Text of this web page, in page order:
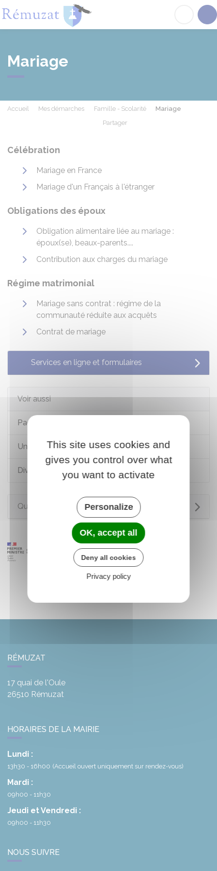
Mariage
Accueil Mes démarches Famille - Scolarité
Mariage
Partager
Célébration
Mariage en France
Mariage d'un Français à l'étranger
Obligations des époux
Obligation alimentaire liée au mariage :
époux(se), beaux-parents....
Contribution aux charges du mariage
Régime matrimonial
Mariage sans contrat : régime de la
communauté réduite aux acquêts
Contrat de mariage
Services en ligne et formulaires
Voir aussi
Pacte civil de solidarité (Pacs)
Union libre
Divorce, séparation de corps
Questions ? Réponses !
RÉMUZAT
17 quai de l'Oule
26510 Rémuzat
HORAIRES DE LA MAIRIE
Lundi :
13h30 - 16h00 (Accueil ouvert uniquement sur rendez-vous)
Mardi :
09h00 - 11h30
Jeudi et Vendredi :
09h00 - 11h30
NOUS SUIVRE
This site uses cookies and
gives you control over what
you want to activate
Personalize
OK, accept all
Deny all cookies
Privacy policy